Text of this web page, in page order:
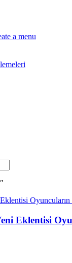
a menu
Eklentisi